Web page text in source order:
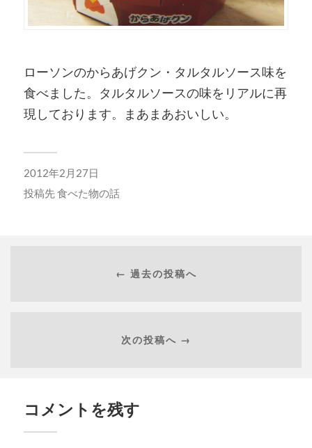
ローソンのからあげクン・タルタルソース味を
食べました。タルタルソースの味をリアルに再
現しております。まあまあおいしい。
2012年2月27日
投稿先食べた物の話
← 過去の投稿へ
次の投稿へ →
コメントを残す